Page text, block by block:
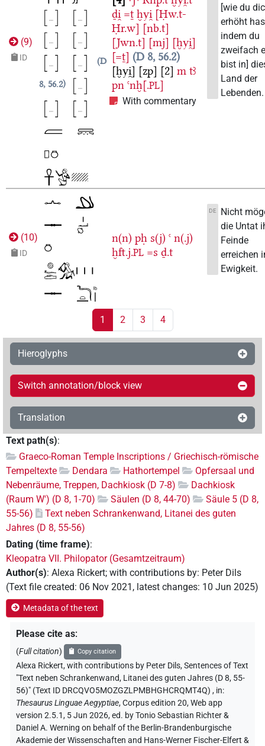
(9)
ID D
8, 56.2
ḏi̯ =ṯ ḫyi̯ [Ḥw.t-
Ḥr.w] [nb.t]
[Jwn.t] [mj] [ḫyi̯]
[=ṯ] D 8, 56.2
[ḫyi̯] [zp] [2] m tꜣ
pn ꜥnḫ[.PL]
With commentary
[wie du
erhöht
indem du
zweifach
bist in]
Land der
Lebenden.
(10)
ID
n(n) pḥ s(j) ꜥ n(.j)
ḫft.j.PL =s ḏ.t
DE
Nicht
die Untat
Feinde
erreichen
Ewigkeit.
1 2 3 4
Hieroglyphs
Switch annotation/block view
Translation
Text path(s):
Graeco-Roman Temple Inscriptions / Griechisch-römische
Tempeltexte
Dendara Hathortempel
Opfersaal und
Nebenräume, Treppen, Dachkiosk (D 7-8)
Dachkiosk
(Raum W') (D 8, 1-70)
Säulen (D 8, 44-70)
Säule 5 (D 8,
55-56)
Text neben Schrankenwand, Litanei des guten
Jahres (D 8, 55-56)
Dating (time frame):
Kleopatra VII. Philopator (Gesamtzeitraum)
Author(s): Alexa Rickert; with contributions by: Peter Dils
(Text file created: 06 Nov 2021 , latest changes: 10 Jun 2025)
Metadata of the text
Please cite as:
(Full citation) Copy citation
Alexa Rickert,with contributions by Peter Dils,Sentences of Text
"Text neben Schrankenwand, Litanei des guten Jahres (D 8, 55-
56)" (Text ID DRCQVO5MOZGZLPMBHGHCRQMT4Q) , in:
Thesaurus Linguae Aegyptiae,Corpus edition 20, Web app
version 2.5.1, 5 Jun 2026, ed. by Tonio Sebastian Richter &
Daniel A. Werning on behalf of the Berlin-Brandenburgische
Akademie der Wissenschaften and Hans-Werner Fischer-Elfert &